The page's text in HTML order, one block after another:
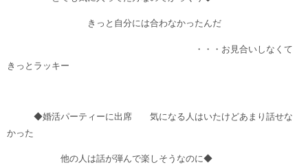
きっと自分には合わなかったんだ
・・・お見合いしなくて
きっとラッキー
◆婚活パーティーに出席 気になる人はいたけどあまり話せな
かった
他の人は話が弾んで楽しそうなのに◆